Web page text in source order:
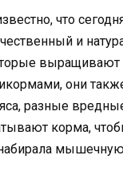
что
и
выращивают
они
разные
корма,